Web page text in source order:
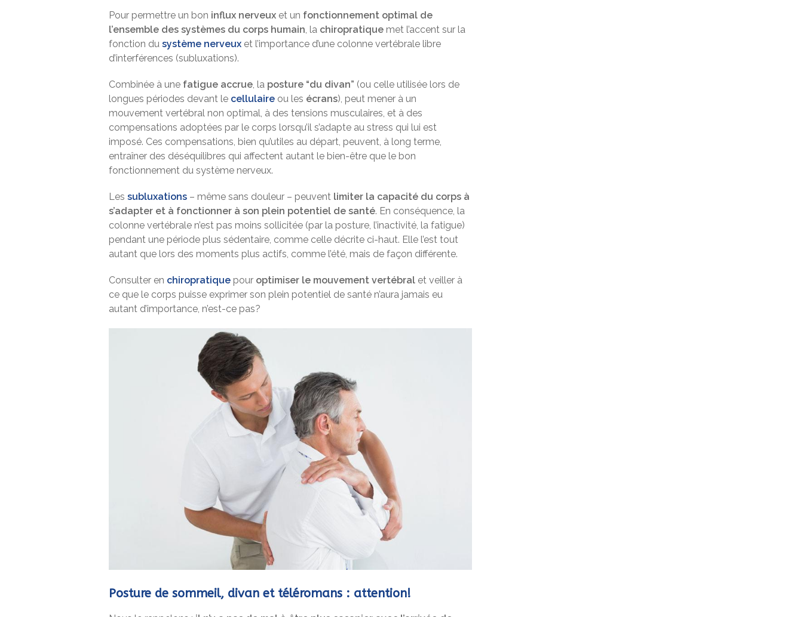
Pour permettre un bon influx nerveux et un fonctionnement optimal de
l’ensemble des systèmes du corps humain, la chiropratique met l’accent sur la
fonction du système nerveux et l’importance d’une colonne vertébrale libre
d’interférences (subluxations).
Combinée à une fatigue accrue, la posture “du divan” (ou celle utilisée lors de
longues périodes devant le cellulaire ou les écrans), peut mener à un
mouvement vertébral non optimal, à des tensions musculaires, et à des
compensations adoptées par le corps lorsqu’il s’adapte au stress qui lui est
imposé. Ces compensations, bien qu’utiles au départ, peuvent, à long terme,
entraîner des déséquilibres qui affectent autant le bien-être que le bon
fonctionnement du système nerveux.
Les subluxations – même sans douleur – peuvent limiter la capacité du corps à
s’adapter et à fonctionner à son plein potentiel de santé. En conséquence, la
colonne vertébrale n’est pas moins sollicitée (par la posture, l’inactivité, la fatigue)
pendant une période plus sédentaire, comme celle décrite ci-haut. Elle l’est tout
autant que lors des moments plus actifs, comme l’été, mais de façon différente.
Consulter en chiropratique pour optimiser le mouvement vertébral et veiller à
ce que le corps puisse exprimer son plein potentiel de santé n’aura jamais eu
autant d’importance, n’est-ce pas?
Posture de sommeil, divan et téléromans : attention!